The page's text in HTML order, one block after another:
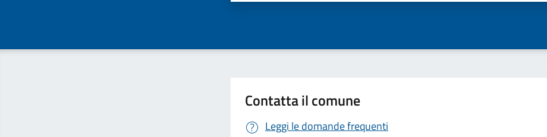
Contatta il comune
Leggi le domande frequenti